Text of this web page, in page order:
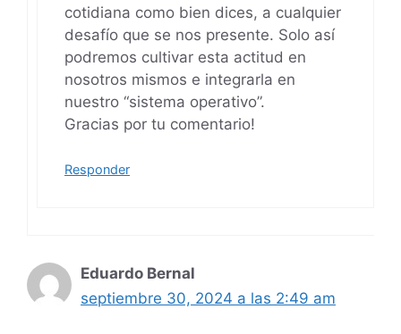
cotidiana como bien dices, a cualquier
desafío que se nos presente. Solo así
podremos cultivar esta actitud en
nosotros mismos e integrarla en
nuestro “sistema operativo”.
Gracias por tu comentario!
Responder
Eduardo Bernal
septiembre 30, 2024 a las 2:49 am